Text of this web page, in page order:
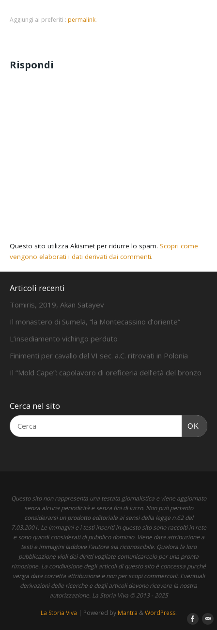
Aggiungi ai preferiti : permalink.
Rispondi
Questo sito utilizza Akismet per ridurre lo spam. Scopri come
vengono elaborati i dati derivati dai commenti.
Articoli recenti
Tomiris, 2019, Akan Satayev
Il monastero di Sumela, “la Montecassino d’oriente”
L’insediamento vichingo perduto
Finimenti per cavallo del VI sec. a.C. ritrovati in Polonia
Il “Mold Cape”: capolavoro di oreficeria dell’età del bronzo
Cerca nel sito
OK
Questo sito non rappresenta una testata giornalistica e viene aggiornato
senza alcuna periodicità e senza fini di lucro. Non può pertanto
considerarsi un prodotto editoriale ai sensi della legge n.62 del
7.03.2001. Le immagini e i testi inseriti in questo sito sono raccolti in rete
e sono quindi considerati di pubblico dominio. Viene data attribuzione a
testi e immagini laddove l'autore sia riconoscibile. Qualora la loro
pubblicazione violi dei diritti vogliate comunicarcelo per una pronta
rimozione. La condivisione degli articoli di questo sito è concessa purché
venga data corretta attribuzione e non per scopi commerciali. Eventuali
derivazioni delle ricerche e degli articoli devono ricevere la nostra
autorizzazione. La Storia Viva © 2013 - 2025
La Storia Viva | Powered by Mantra &WordPress.